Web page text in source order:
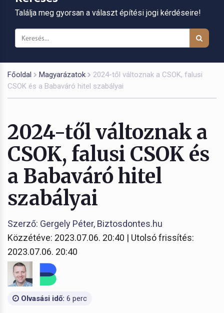
Találja meg gyorsan a választ építési jogi kérdéseire!
Főoldal Magyarázatok
2024-től változnak a CSOK, falusi
CSOK és a Babaváró hitel szabályai
2024-től változnak a
CSOK, falusi CSOK és
a Babaváró hitel
szabályai
Szerző: Gergely Péter, Biztosdontes.hu
Közzétéve: 2023.07.06. 20:40 | Utolsó frissítés:
2023.07.06. 20:40
Olvasási idő: 6 perc